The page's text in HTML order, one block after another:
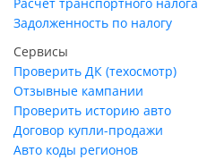
Расчет транспортного налога
Задолженность по налогу
Сервисы
Проверить ДК (техосмотр)
Отзывные кампании
Проверить историю авто
Договор купли-продажи
Авто коды регионов